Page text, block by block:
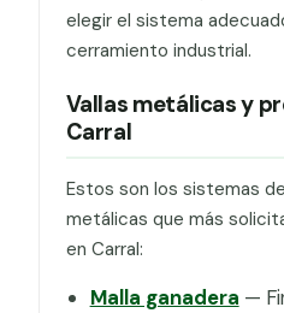
elegir el sistema
cerramiento industrial.
Vallas metálicas y
Carral
Estos son los sistemas
metálicas que más
en Carral:
Malla ganadera —